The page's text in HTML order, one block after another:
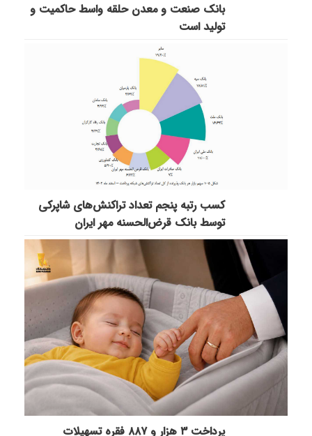
بانك صنعت و معدن حلقه واسط حاكمیت و
تولید است
کسب رتبه پنجم تعداد تراکنش‌های شاپرکی
توسط بانک قرض‌الحسنه مهر ایران
پرداخت ۳ هزار و ۸۸۷ فقره تسهیلات